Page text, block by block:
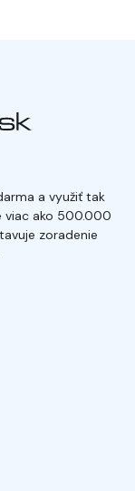
a využiť tak
viac ako 500.000
zoradenie